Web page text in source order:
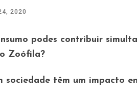
2020
podes contribuir
Zoófila?
sociedade têm um impacto